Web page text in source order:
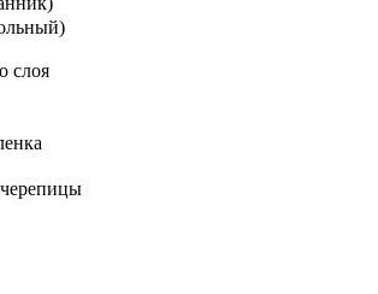
слоя